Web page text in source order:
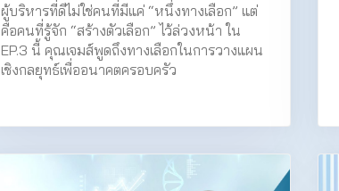
ผู้บริหารที่ดีไม่ใช่คนที่มีแค่ “หนึ่งทางเลือก” แต่
คือคนที่รู้จัก “สร้างตัวเลือก” ไว้ล่วงหน้า ใน
EP.3 นี้ คุณเจมส์พูดถึงทางเลือกในการวางแผน
เชิงกลยุทธ์เพื่ออนาคตครอบครัว